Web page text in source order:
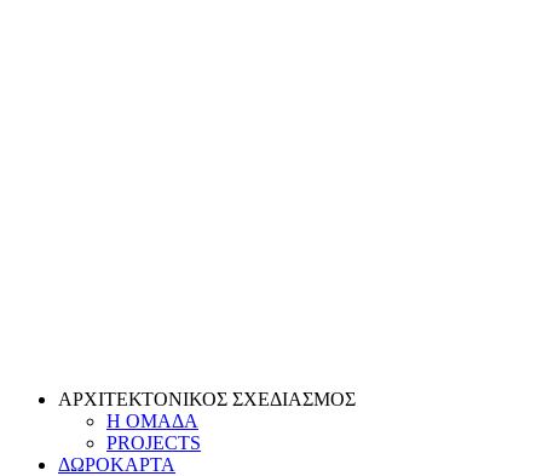
ΑΡΧΙΤΕΚΤΟΝΙΚΟΣ ΣΧΕΔΙΑΣΜΟΣ
Η ΟΜΑΔΑ
PROJECTS
ΔΩΡΟΚΑΡΤΑ